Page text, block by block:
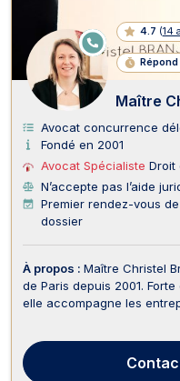
4.7 (14
E
N
G
E
Maître
Avocat concurrence
Fondé en 2001
Avocat Spécialiste Droit
N’accepte pas l’aide
Premier rendez-vous
dossier
À propos : Maître Christel
de Paris depuis 2001.
elle accompagne les
parfaite compréhension